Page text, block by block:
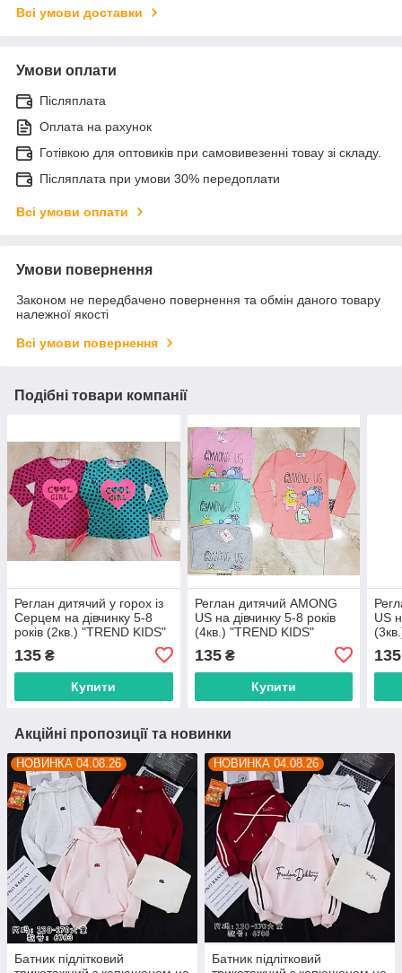
Всі умови доставки
Умови оплати
Післяплата
Оплата на рахунок
Готівкою для оптовиків при самовивезенні товау зі складу.
Післяплата при умови 30% передоплати
Всі умови оплати
Умови повернення
Законом не передбачено повернення та обмін даного товару
належної якості
Всі умови повернення
Подібні товари компанії
Реглан дитячий у горох із
Серцем на дівчинку 5-8
років (2кв.) "TREND KIDS"
прямого постачальника
135 ₴
Купити
Реглан дитячий AMONG
US на дівчинку 5-8 років
(4кв.) "TREND KIDS"
прямого постачальника
135₴
Купити
US
135
Акційні пропозиції та новинки
НОВИНКА 04.08.26
Батник підлітковий
НОВИНКА 04.08.26
Батник підлітковий